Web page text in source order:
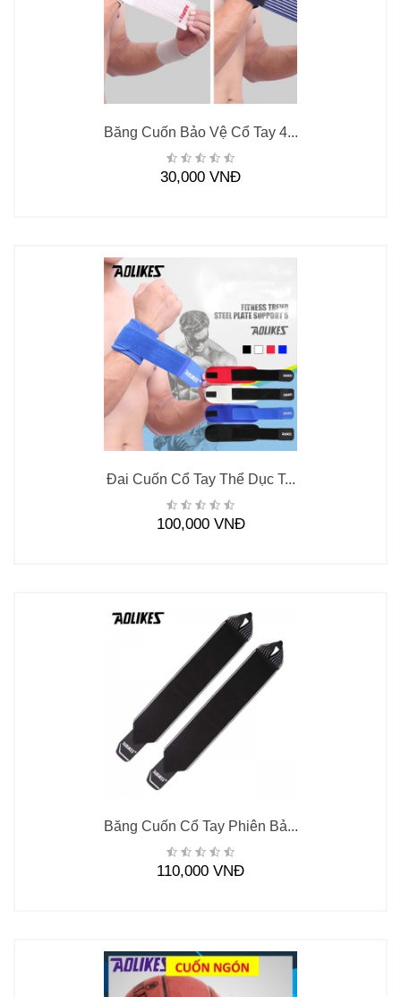
Băng Cuốn Bảo Vệ Cổ Tay 4...
30,000 VNĐ
Đai Cuốn Cổ Tay Thể Dục T...
100,000 VNĐ
Băng Cuốn Cổ Tay Phiên Bả...
110,000 VNĐ